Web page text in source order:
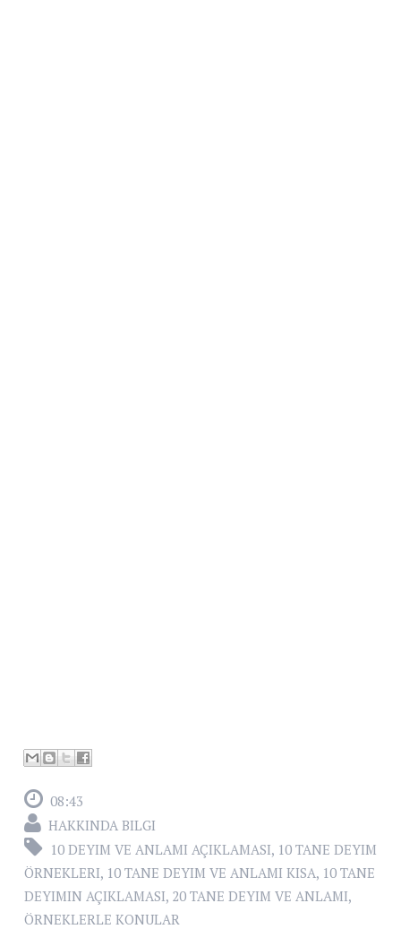
08:43
HAKKINDA BILGI
10 DEYIM VE ANLAMI AÇIKLAMASI, 10 TANE DEYIM
ÖRNEKLERI, 10 TANE DEYIM VE ANLAMI KISA, 10 TANE
DEYIMIN AÇIKLAMASI, 20 TANE DEYIM VE ANLAMI,
ÖRNEKLERLE KONULAR